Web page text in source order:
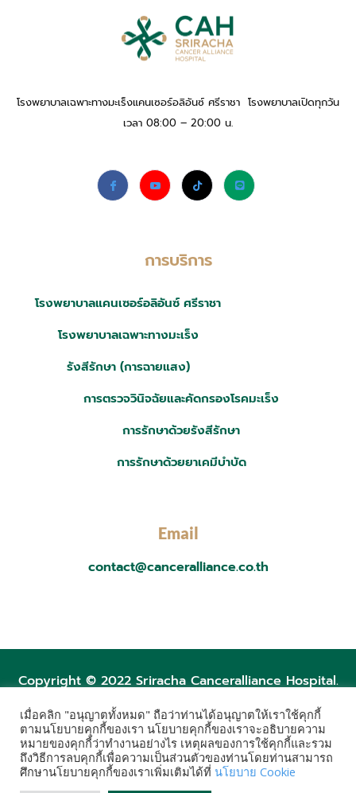
โรงพยาบาลเฉพาะทางมะเร็งแคนเซอร์อลิอันซ์ ศรีราชา โรงพยาบาลเปิดทุกวัน
เวลา 08:00 – 20:00 น.
การบริการ
โรงพยาบาลแคนเซอร์อลิอันซ์ ศรีราชา
โรงพยาบาลเฉพาะทางมะเร็ง
รังสีรักษา (การฉายแสง)
การตรวจวินิจฉัยและคัดกรองโรคมะเร็ง
การรักษาด้วยรังสีรักษา
การรักษาด้วยยาเคมีบำบัด
Email
contact@canceralliance.co.th
Copyright © 2022 Sriracha Canceralliance Hospital.
Post Views: 2,944
เมื่อคลิก "อนุญาตทั้งหมด" ถือว่าท่านได้อนุญาตให้เราใช้คุกกี้
ตามนโยบายคุกกี้ของเรา นโยบายคุกกี้ของเราจะอธิบายความ
หมายของคุกกี้ว่าทำงานอย่างไร เหตุผลของการใช้คุกกี้และรวม
ถึงวิธีการลบคุกกี้เพื่อความเป็นส่วนตัวของท่านโดยท่านสามารถ
ศึกษานโยบายคุกกี้ของเราเพิ่มเติมได้ที่ นโยบาย Cookie